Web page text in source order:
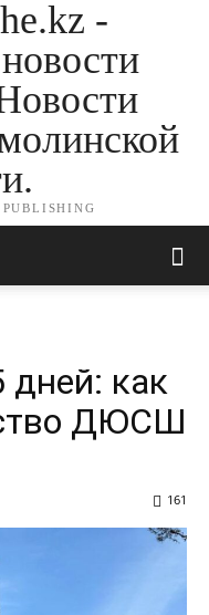
-
дней: как
ДЮСШ
161